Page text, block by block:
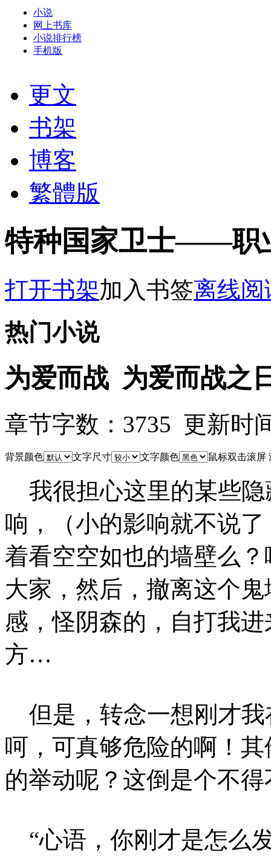
小说
网上书库
小说排行榜
手机版
更文
书架
博客
繁體版
特种国家卫士——职
打开书架加入书签离线阅
热门小说
为爱而战 为爱而战之
章节字数：3735 更新时
背景颜色 文字尺寸 文字颜色 鼠标双击滚屏
我很担心这里的某些隐
响，（小的影响就不说
着看空空如也的墙壁么
大家，然后，撤离这个
感，怪阴森的，自打我
方…
但是，转念一想刚才我
呵，可真够危险的啊！
的举动呢？这倒是个不
“心语，你刚才是怎么